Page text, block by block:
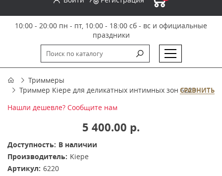
10:00 - 20:00 пн - пт, 10:00 - 18:00 сб - вс и официальные
праздники
Триммеры
Триммер Kiepe для деликатных интимных зон 6220СРАВНИТЬ
Нашли дешевле? Сообщите нам
5 400.00 р.
Доступность: В наличии
Производитель: Kiepe
Артикул: 6220